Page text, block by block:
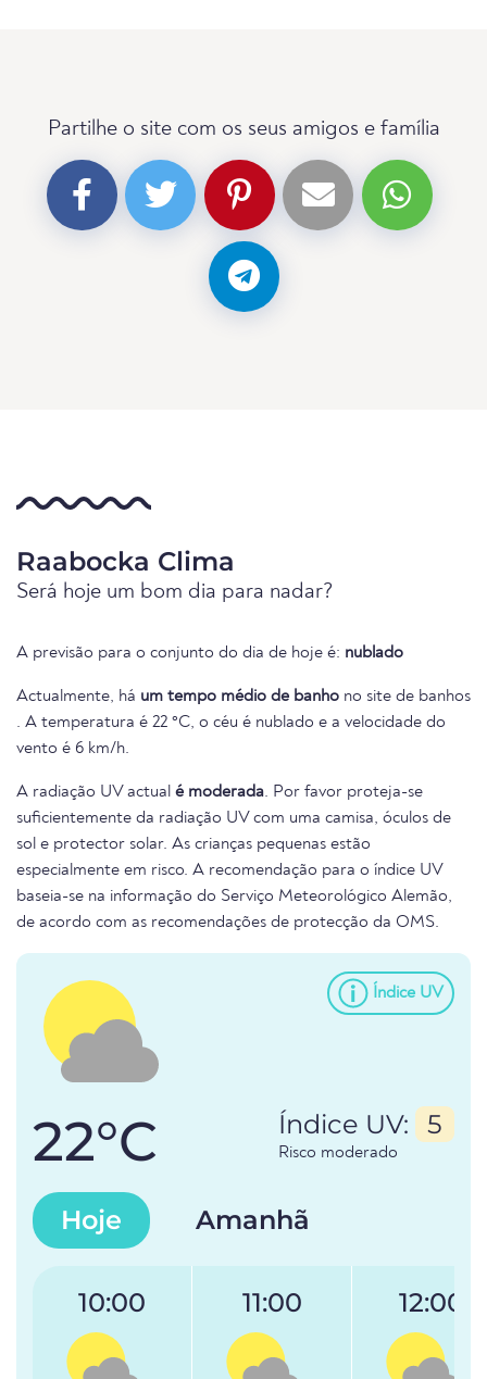
Partilhe o site com os seus amigos e família
Raabocka Clima
Será hoje um bom dia para nadar?
A previsão para o conjunto do dia de hoje é: nublado
Actualmente, há um tempo médio de banho no site de banhos
. A temperatura é 22 °C, o céu é nublado e a velocidade do
vento é 6 km/h.
A radiação UV actual é moderada. Por favor proteja-se
suficientemente da radiação UV com uma camisa, óculos de
sol e protector solar. As crianças pequenas estão
especialmente em risco. A recomendação para o índice UV
baseia-se na informação do Serviço Meteorológico Alemão,
de acordo com as recomendações de protecção da OMS.
Índice UV
22°C Índice UV: 5
Risco moderado
Hoje Amanhã
10:00 11:00 12:00